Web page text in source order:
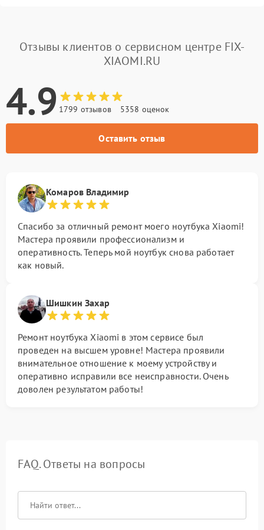
Отзывы клиентов о сервисном центре FIX-
XIAOMI.RU
4.9 1799 отзывов 5358 оценок
Оставить отзыв
Комаров Владимир
Спасибо за отличный ремонт моего ноутбука Xiaomi!
Мастера проявили профессионализм и
оперативность. Теперь мой ноутбук снова работает
как новый.
Шишкин Захар
Ремонт ноутбука Xiaomi в этом сервисе был
проведен на высшем уровне! Мастера проявили
внимательное отношение к моему устройству и
оперативно исправили все неисправности. Очень
доволен результатом работы!
FAQ. Ответы на вопросы